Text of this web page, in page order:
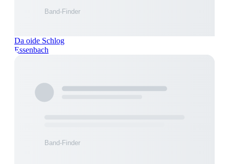
Da oide Schlog
Essenbach